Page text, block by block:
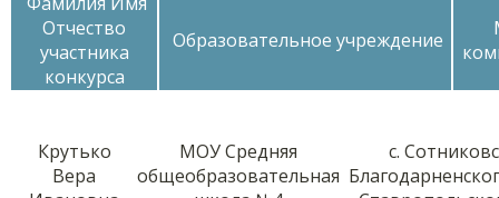
Отчество
участника
конкурса
Образовательное учреждение
Крутько
Вера
МОУ Средняя
общеобразовательная
с.